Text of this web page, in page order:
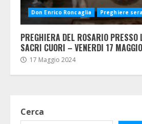
Don Enrico Roncaglia Preghiere
PREGHIERA DEL ROSARIO
SACRI CUORI – VENERDI 17
17 Maggio 2024
Cerca